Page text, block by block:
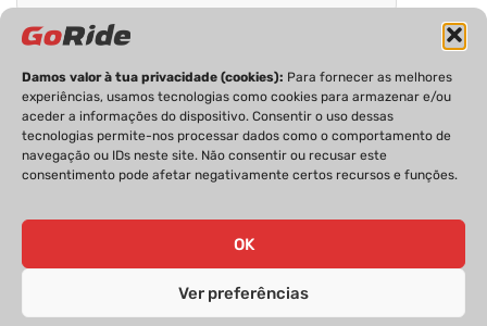
Damos valor à tua privacidade (cookies): Para fornecer as melhores
experiências, usamos tecnologias como cookies para armazenar e/ou
aceder a informações do dispositivo. Consentir o uso dessas
tecnologias permite-nos processar dados como o comportamento de
navegação ou IDs neste site. Não consentir ou recusar este
consentimento pode afetar negativamente certos recursos e funções.
OK
Ver preferências
PRIVACIDADE FICHA TÉCNICA
ESTATUTO EDITORIAL
GoRide 2026 | Todos os direitos reservados.